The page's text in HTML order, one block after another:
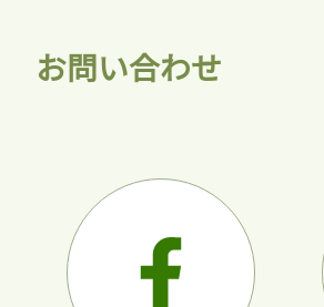
お問い合わせ